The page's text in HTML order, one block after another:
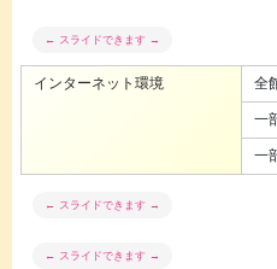
インターネット環境 全
一
一